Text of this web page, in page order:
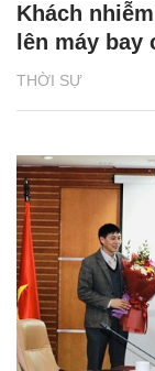
THỜI SỰ
Khách
lên máy